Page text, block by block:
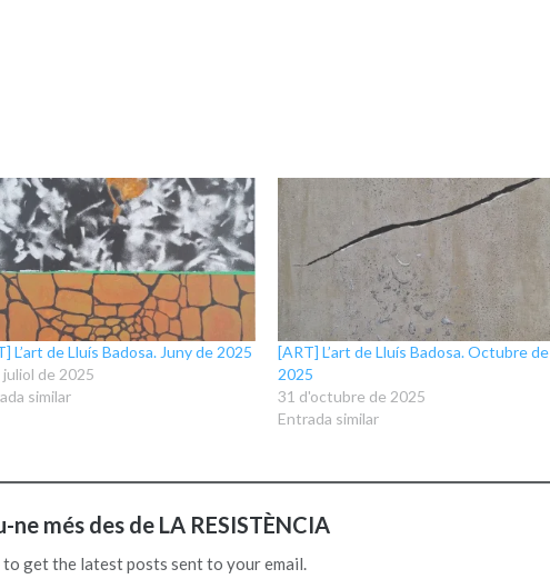
L’art de Lluís Badosa. Juny de 2025
juliol de 2025
similar
[ART] L’art de Lluís Badosa. Octubre de
2025
31 d'octubre de 2025
Entrada similar
ne més des de LA RESISTÈNCIA
to get the latest posts sent to your email.